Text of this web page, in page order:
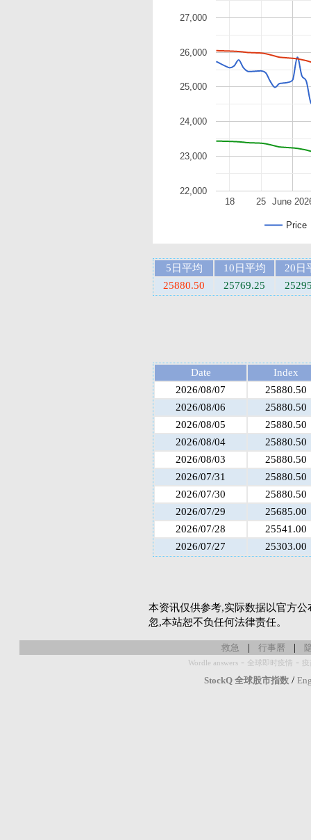
Price
June
18 25
22,000
23,000
24,000
25,000
26,000
27,000
5日平均 10日平均
20日
25880.50
25769.25
Date
Index
2026/08/07
25880.50
2026/08/06
25880.50
2026/08/05
25880.50
2026/08/04
25880.50
2026/08/03
25880.50
2026/07/31
25880.50
2026/07/30
25880.50
2026/07/29
25685.00
2026/07/28
25541.00
2026/07/27
25303.00
本资讯仅供参考,实际数据以官方
忽,本站恕不负任何法律责任。
救急 | 行事曆 |
Wordle answers - 全球即时疫情 -
StockQ 全球股市指数 /